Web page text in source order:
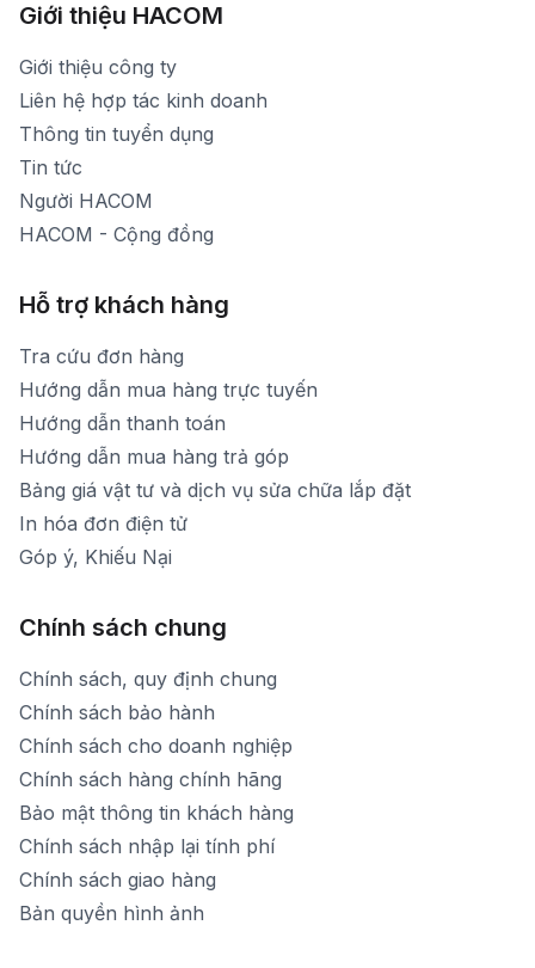
Thời gian mở cửa: Từ 8h30-19h hàng ngày
Xem bản đồ đường đi
1900 1903 (máy lẻ 159) -(028)73000322
1900 1903 (máy lẻ 160)
[email protected]
Thời gian mở cửa: Từ 8h30-20h hàng ngày
Giới thiệu HACOM
Giới thiệu công ty
Liên hệ hợp tác kinh doanh
Thông tin tuyển dụng
Tin tức
Người HACOM
HACOM - Cộng đồng
Hỗ trợ khách hàng
Tra cứu đơn hàng
Hướng dẫn mua hàng trực tuyến
Hướng dẫn thanh toán
Hướng dẫn mua hàng trả góp
Bảng giá vật tư và dịch vụ sửa chữa lắp đặt
In hóa đơn điện tử
Góp ý, Khiếu Nại
Chính sách chung
Chính sách, quy định chung
Chính sách bảo hành
Chính sách cho doanh nghiệp
Chính sách hàng chính hãng
Bảo mật thông tin khách hàng
Chính sách nhập lại tính phí
Chính sách giao hàng
Bản quyền hình ảnh